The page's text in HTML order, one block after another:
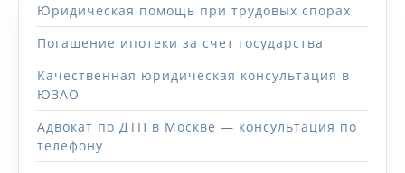
Юридическая помощь при трудовых спорах
Погашение ипотеки за счет государства
Качественная юридическая консультация в
ЮЗАО
Адвокат по ДТП в Москве — консультация по
телефону